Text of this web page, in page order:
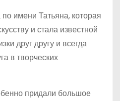
имени Татьяна, которая
и стала известной
друг другу и всегда
в творческих
придали большое